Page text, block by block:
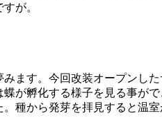
が。
ます。今回改装オープン
が孵化する様子を見る事
種から発芽を拝見すると温室